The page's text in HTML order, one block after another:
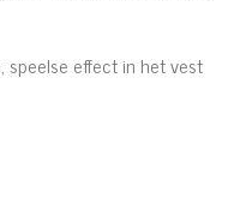
speelse effect in het vest